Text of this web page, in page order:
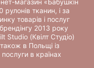
магазин «Бабушкін
тканин, і за
товарів і послуг
2013 року
Studio (Квілт Студіо)
також в Польщі із
в країнах